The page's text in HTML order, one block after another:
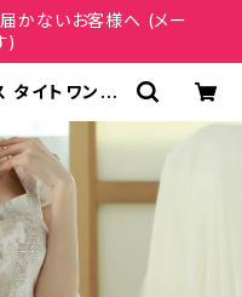
かないお客様へ (メー
)
タイトワンピ
ント ベルト付
会 パーティ
冬 2色展開 C
レイルセ 20
スファッショ